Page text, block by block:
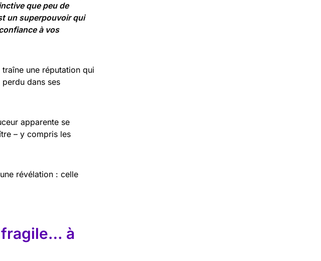
que peu de
un superpouvoir qui
à vos
une réputation qui
dans ses
apparente se
– y compris les
révélation : celle
fragile… à